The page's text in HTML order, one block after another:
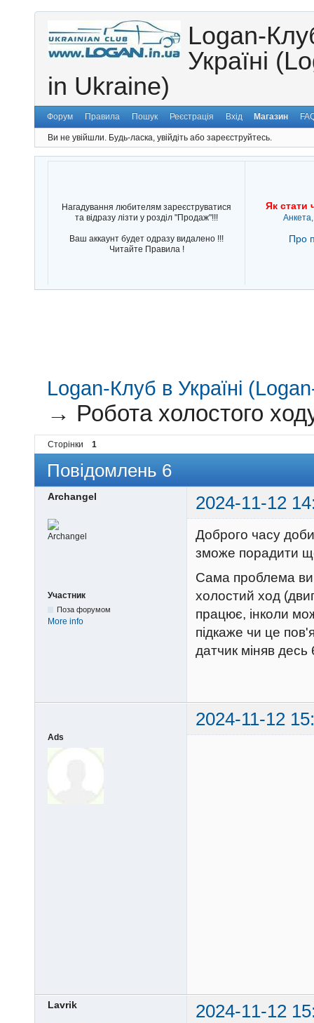
Logan-
Україні
in Ukraine)
Форум Правила Пошук Реєстрація Вхід Магазин
Ви не увійшли. Будь-ласка, увійдіть або зареєструйтесь.
Нагадування любителям зареєструватися
та відразу лізти у розділ "Продаж"!!!
Ваш аккаунт будет одразу видалено !!!
Читайте Правила !
Як стати
Про
Logan-Клуб в Україні
→ Робота холостого
Сторінки 1
Повідомлень 6
Archangel 2024-11-12
Участник
Поза форумом
More info
Доброго часу
зможе порадити
Сама проблема
холостий ход
працює, інколи
підкаже чи це
датчик міняв десь
2024-11-12
Ads
Lavrik 2024-11-12